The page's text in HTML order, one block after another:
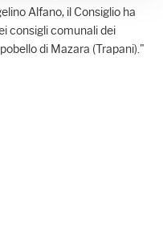
Alfano, il Consiglio ha
consigli comunali dei
di Mazara (Trapani)."